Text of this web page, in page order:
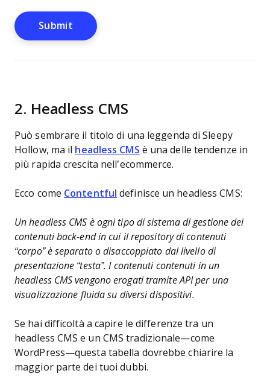
2. Headless CMS
Può sembrare il titolo di una leggenda di Sleepy
Hollow, ma il
headless CMS è una delle tendenze in
più rapida crescita nell’ecommerce.
Ecco come Contentful definisce un headless CMS:
Un headless CMS è ogni tipo di sistema di gestione dei
contenuti back-end in cui il repository di contenuti
“corpo” è separato o disaccoppiato dal livello di
presentazione “testa”. I contenuti contenuti in un
headless CMS vengono erogati tramite API per una
visualizzazione fluida su diversi dispositivi.
Se hai difficoltà a capire le differenze tra un
headless CMS e un CMS tradizionale—come
WordPress—questa tabella dovrebbe chiarire la
maggior parte dei tuoi dubbi.